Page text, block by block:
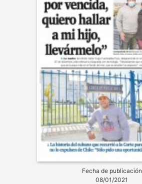
Fecha de publicación
08/01/2021